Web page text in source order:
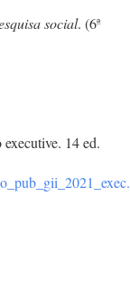
social. (6ª
14 ed.